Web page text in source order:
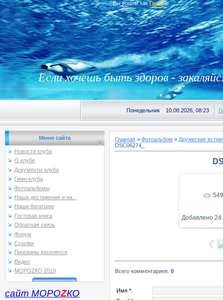
Вы вошли как Гость
Если хочешь быть здоров -
Понедельник 10.08.2026, 08:23
Меню сайта
Новости клуба
О клубе
Документы клуба
Гимн клуба
Фотоальбомы
Наши достижения и на...
Наши богатыри
Гостевая книга
Обратная связь
Форум
Ссылки
Пингвины веселятся
Видео
МОРОZКО 2019
сайт МОРОZКО
Главная » Фотоальбом » Дружеские
DSC06274_
В 549
Добавлено
Всего комментариев: 0
Имя *: